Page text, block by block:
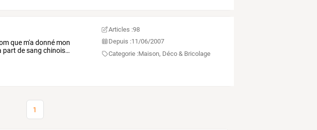
que m'a donné mon
part desang chinois…
Articles :98
Depuis :11/06/2007
Categorie :Maison, Déco & Bricolage
1